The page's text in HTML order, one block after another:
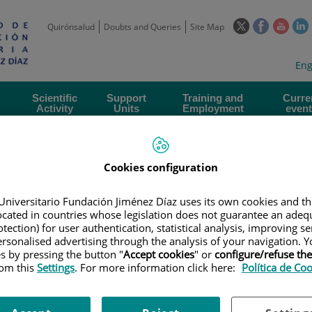
Quirónsalud Doubts and Queries Site Map
This
in
This
in
pop-
This
open
in
a
pop-
Scientific
Activity
Support
Units
Training and
Employment
PROJECTS OFFICE|RITA-MI 2 – RITUXIMAB IN PATIENTS WITH
TRIAL
in patients with acute
Cookies configuration
Fundación Jiménez Díaz uses its own cookies and
in countries whose legislation does not guarantee an
for user authentication, statistical analysis, improving
advertising through the analysis of your navigation.
by pressing the button "Accept cookies" or configure/refuse
thisSettings. For more information click here: Política de